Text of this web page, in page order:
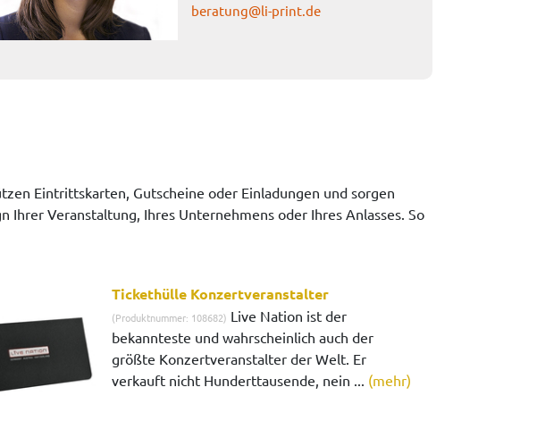
beratung@li-print.de
Eintrittskarten, Gutscheine oder Einladungen und sorgen
Veranstaltung, Ihres Unternehmens oder Ihres Anlasses. So
Tickethülle Konzertveranstalter
(Produktnummer: 108682) Live Nation ist der
bekannteste und wahrscheinlich auch der
größte Konzertveranstalter der Welt. Er
verkauft nicht Hunderttausende, nein ... (mehr)